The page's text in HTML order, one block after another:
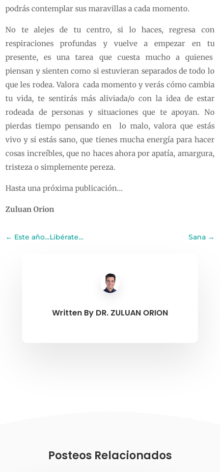
podrás contemplar sus maravillas a cada momento.
No te alejes de tu centro, si lo haces, regresa con
respiraciones profundas y vuelve a empezar en tu
presente, es una tarea que cuesta mucho a quienes
piensan y sienten como si estuvieran separados de todo lo
que les rodea. Valora cada momento y verás cómo cambia
tu vida, te sentirás más aliviada/o con la idea de estar
rodeada de personas y situaciones que te apoyan. No
pierdas tiempo pensando en lo malo, valora que estás
vivo y si estás sano, que tienes mucha energía para hacer
cosas increíbles, que no haces ahora por apatía, amargura,
tristeza o simplemente pereza.
Hasta una próxima publicación…
Zuluan Orion
← Este año…Libérate… Sana→
Written By DR. ZULUAN ORION
Posteos Relacionados